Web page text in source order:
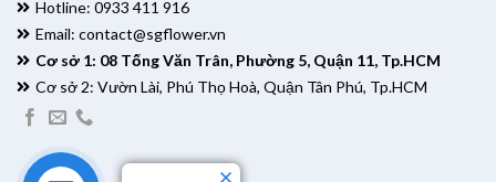
Hotline: 0933 411 916
Email: contact@sgflower.vn
Cơ sở 1: 08 Tống Văn Trân, Phường 5, Quận 11, Tp.HCM
Cơ sở 2: Vườn Lài, Phú Thọ Hoà, Quận Tân Phú, Tp.HCM